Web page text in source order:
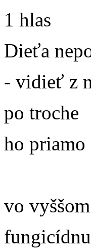
1 hlas
Dieťa
- vidieť z
po troche
ho priamo
vo